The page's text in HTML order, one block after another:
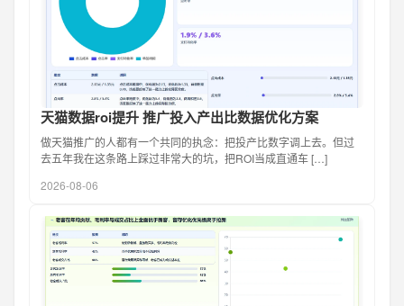
天猫数据roi提升 推广投入产出比数据优化方案
做天猫推广的人都有一个共同的执念：把投产比数字调上去。但过
去五年我在这条路上踩过非常大的坑，把ROI当成直通车 […]
2026-08-06